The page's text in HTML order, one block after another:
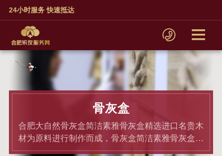
24小时服务 快速抵达
骨灰盒
合肥大自然骨灰盒简洁素雅骨灰盒精选进口名贵木
材为原料进行制作而成，骨灰盒简洁素雅骨灰盒均
通过材质和产品检测,骨灰盒价格老百姓都能接受.